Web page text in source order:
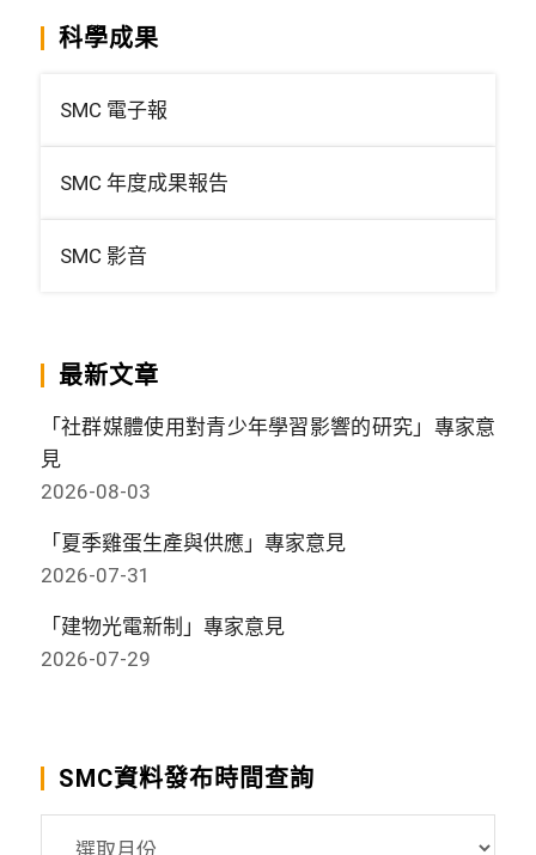
科學成果
SMC 電子報
SMC 年度成果報告
SMC 影音
最新文章
「社群媒體使用對青少年學習影響的研究」專家意
見
2026-08-03
「夏季雞蛋生產與供應」專家意見
2026-07-31
「建物光電新制」專家意見
2026-07-29
SMC資料發布時間查詢